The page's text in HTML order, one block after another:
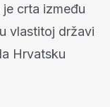
crta između
vlastitoj državi
Hrvatsku